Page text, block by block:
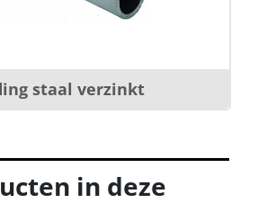
staal verzinkt
in deze